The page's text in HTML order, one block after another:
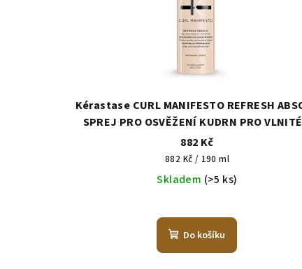
Kérastase CURL MANIFESTO REFRESH
SPREJ PRO OSVĚŽENÍ KUDRN PRO
KUDRNATÉ VLASY 190 ml
882 Kč
Měrná
cena:
882 Kč / 190 ml
Skladem (>5 ks)
Do košíku